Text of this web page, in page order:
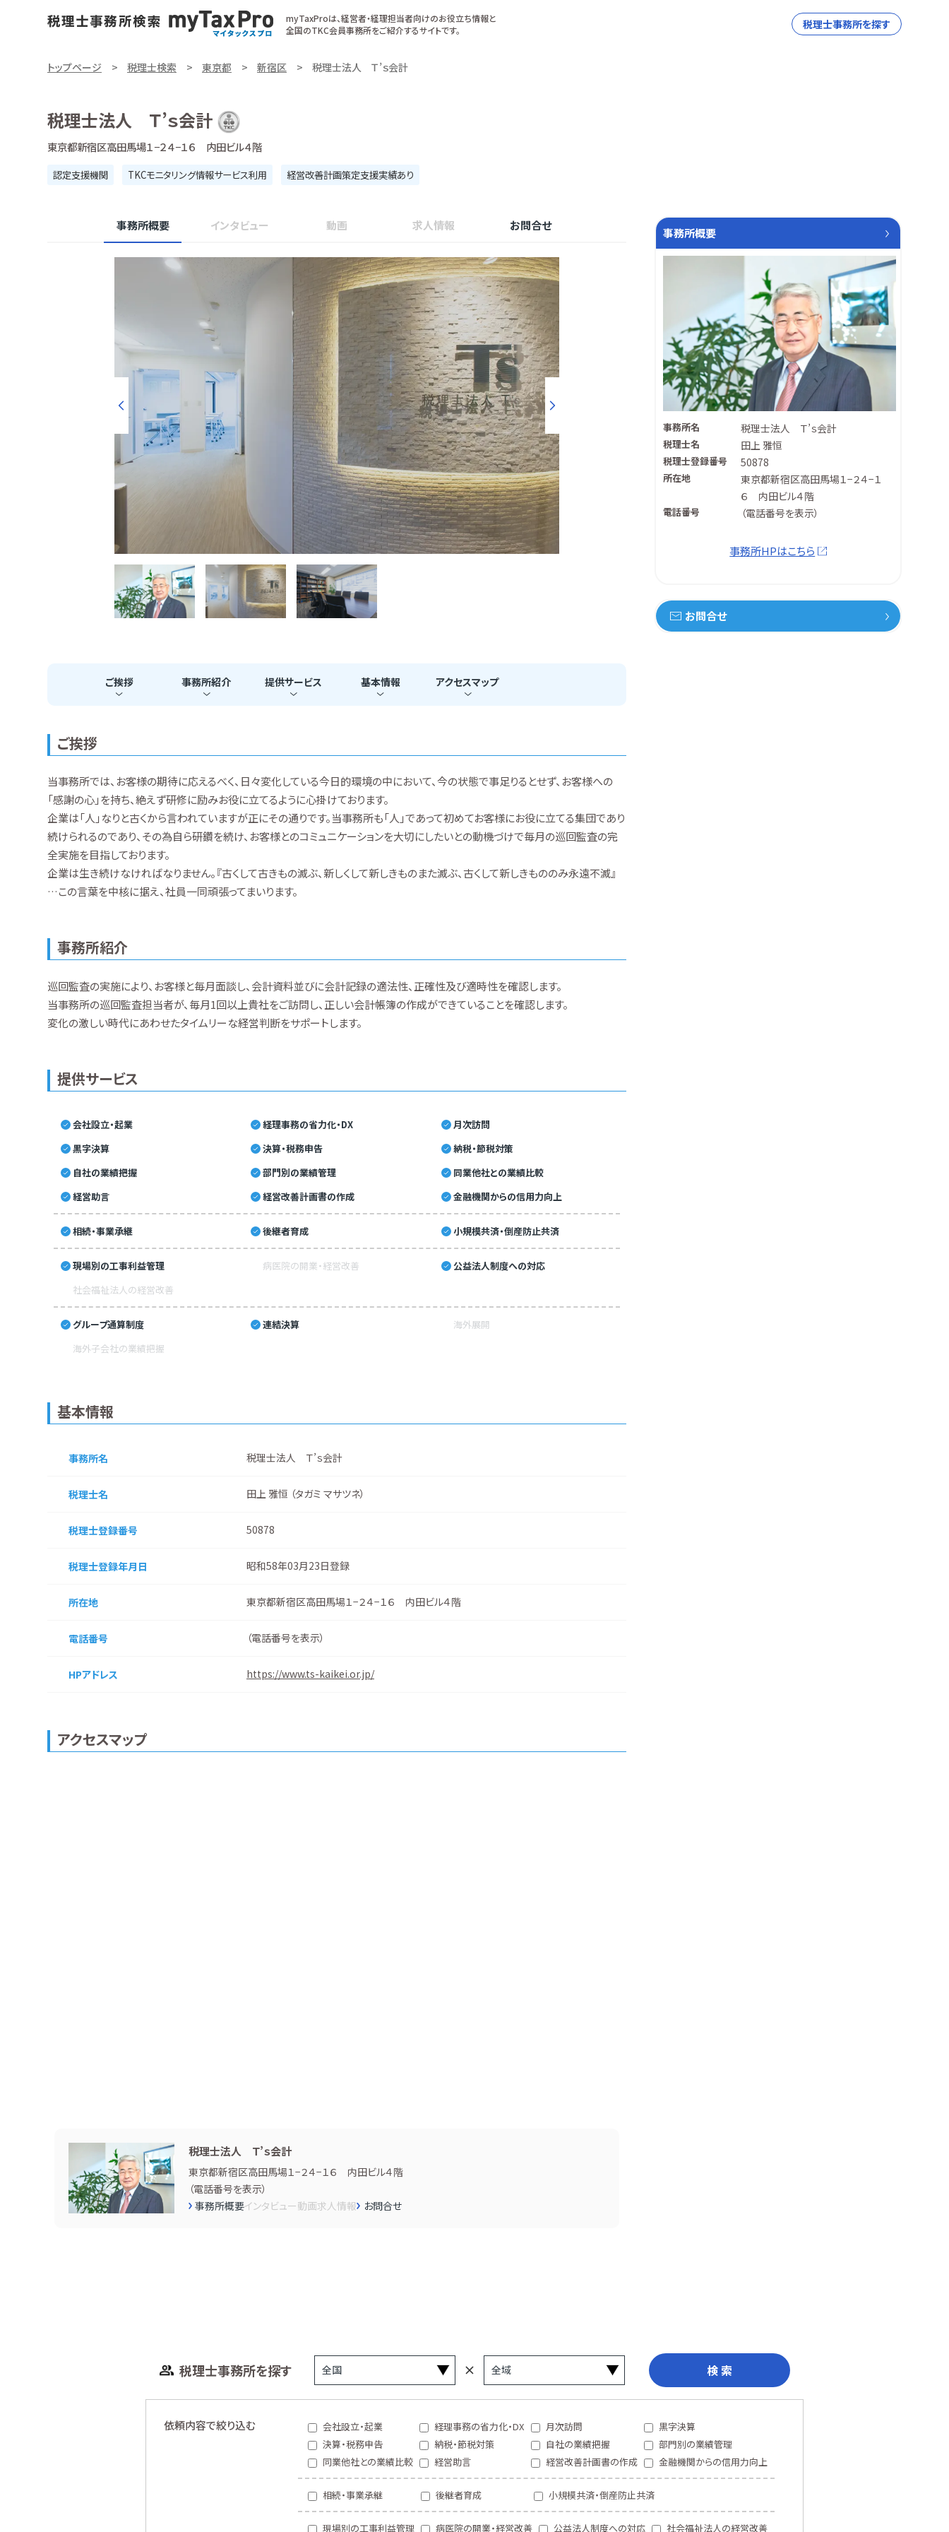
myTaxProは、経営者・経理担当者向けのお役立ち情報と
全国のTKC会員事務所をご紹介するサイトです。
税理士事務所を探す
トップページ 税理士検索 東京都 新宿区 税理士法人 Ｔ’ｓ会計
税理士法人 Ｔ’ｓ会計
東京都新宿区高田馬場１−２４−１６ 内田ビル４階
認定支援機関 TKCモニタリング情報サービス利用 経営改善計画策定支援実績あり
事務所概要 インタビュー 動画 求人情報 お問合せ
ご挨拶 事務所紹介 提供サービス 基本情報 アクセスマップ
ご挨拶
当事務所では、お客様の期待に応えるべく、日々変化している今日的環境の中において、今の状態で事足りるとせず、お客様への
「感謝の心」を持ち、絶えず研修に励みお役に立てるように心掛けております。
企業は「人」なりと古くから言われていますが正にその通りです。当事務所も「人」であって初めてお客様にお役に立てる集団であり
続けられるのであり、その為自ら研鑽を続け、お客様とのコミュニケーションを大切にしたいとの動機づけで毎月の巡回監査の完
全実施を目指しております。
企業は生き続けなければなりません。『古くして古きもの滅ぶ、新しくして新しきものまた滅ぶ、古くして新しきもののみ永遠不滅』
…この言葉を中核に据え、社員一同頑張ってまいります。
事務所紹介
巡回監査の実施により、お客様と毎月面談し、会計資料並びに会計記録の適法性、正確性及び適時性を確認します。
当事務所の巡回監査担当者が、毎月1回以上貴社をご訪問し、正しい会計帳簿の作成ができていることを確認します。
変化の激しい時代にあわせたタイムリーな経営判断をサポートします。
提供サービス
会社設立・起業 経理事務の省力化・DX
月次訪問
黒字決算
決算・税務申告
納税・節税対策
自社の業績把握
部門別の業績管理
同業他社との業績比較
経営助言
経営改善計画書の作成 金融機関からの信用力向上
相続・事業承継 後継者育成 小規模共済・倒産防止共済
現場別の工事利益管理 病医院の開業・経営改善
公益法人制度への対応
社会福祉法人の経営改善
グループ通算制度 連結決算
海外展開
海外子会社の業績把握
基本情報
事務所名 税理士法人 Ｔ’ｓ会計
税理士名 田上 雅恒 （タガミ マサツネ）
税理士登録番号 50878
税理士登録年月日 昭和58年03月23日登録
所在地 東京都新宿区高田馬場１−２４−１６ 内田ビル４階
電話番号 （電話番号を表示）
HPアドレス https://www.ts-kaikei.or.jp/
アクセスマップ
税理士法人 Ｔ’ｓ会計
東京都新宿区高田馬場１−２４−１６ 内田ビル４階
（電話番号を表示）
事務所概要インタビュー動画求人情報 お問合せ
事務所概要
事務所名 税理士法人 Ｔ’ｓ会計
税理士名 田上 雅恒
税理士登録番号 50878
所在地
東京都新宿区高田馬場１−２４−１
６ 内田ビル４階
電話番号 （電話番号を表示）
事務所HPはこちら
お問合せ
税理士事務所を探す 検 索
依頼内容で絞り込む 会社設立・起業 経理事務の省力化・DX 月次訪問
黒字決算
決算・税務申告
納税・節税対策 自社の業績把握
部門別の業績管理
同業他社との業績比較
経営助言 経営改善計画書の作成 金融機関からの信用力向上
相続・事業承継 後継者育成 小規模共済・倒産防止共済
現場別の工事利益管理 病医院の開業・経営改善 公益法人制度への対応 社会福祉法人の経営改善